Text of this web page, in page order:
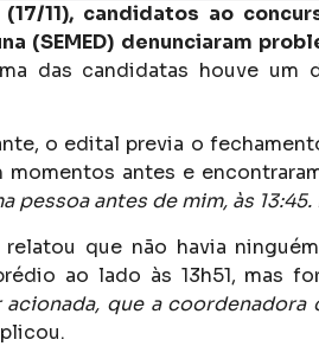
11), candidatos ao
(SEMED) denunciaram
das candidatas houve
o edital previa o
momentos antes e
pessoa antes de mim, às
que não havia
ao lado às 13h51, mas
que a